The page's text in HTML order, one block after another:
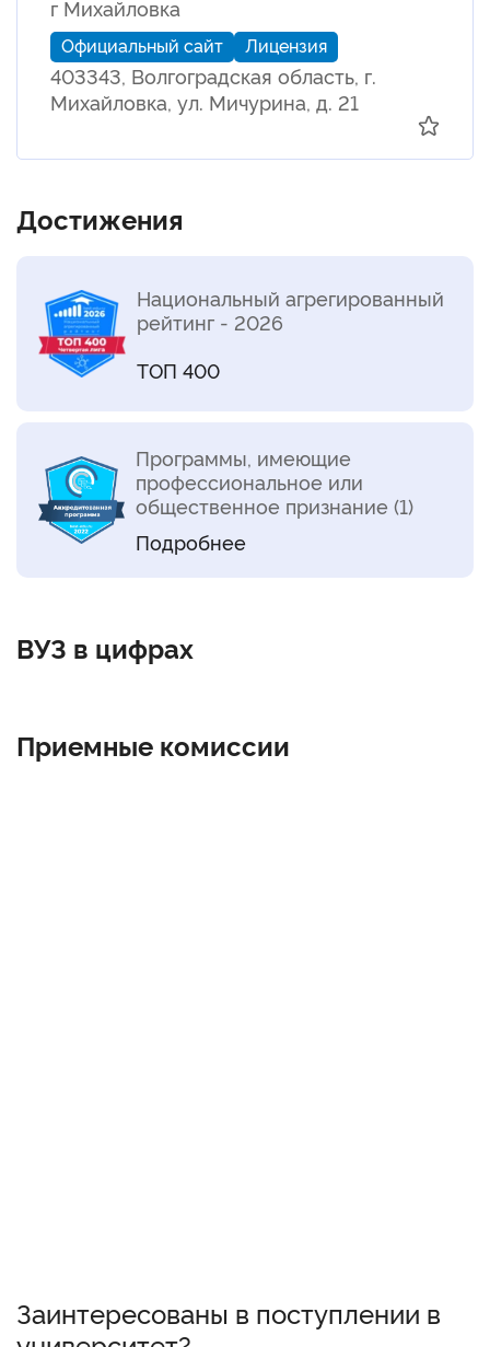
г Михайловка
Официальный сайт Лицензия
403343, Волгоградская область, г.
Михайловка, ул. Мичурина, д. 21
Достижения
Национальный агрегированный
рейтинг - 2026
ТОП 400
Программы, имеющие
профессиональное или
общественное признание (1)
Подробнее
ВУЗ в цифрах
Приемные комиссии
Заинтересованы в поступлении в